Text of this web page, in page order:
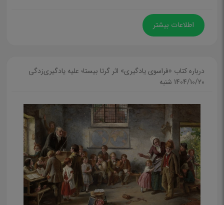
کارت پستال
فناوری و IT
تقویم،سررسید و مناسبت‌ها
عرفان و تصوف
عرفان غربی
اخلاق،جستار و پدیدارشناسی
فلسفه و منطق
فلسفه شرقی
فلسفه غربی
اطلاعات بیشتر
درباره کتاب «فراسوی یادگیری» اثر گرتا بیستا؛ علیه یادگیری‌زدگی
1404/10/20 شنبه